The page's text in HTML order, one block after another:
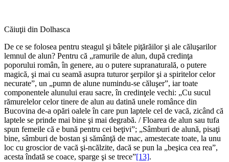
Căiuţii din Dolhasca
De ce se folosea pentru steagul şi bâtele piţărăilor şi ale căluşarilor
lemnul de alun? Pentru că „ramurile de alun, după credinţa
poporului român, în genere, au o putere supranaturală, o pu­tere
magică, şi mai cu seamă asupra tuturor şerpilor şi a spiritelor celor
necurate”, un „pumn de alune numindu-se căluşer”, iar toate
componentele alunului erau sacre, în credinţele vechi: „Cu sucul
rămurelelor celor tinere de alun au datină unele românce din
Bucovina de-a opări oalele în care pun laptele cel de vacă, zicând că
laptele se prinde mai bine şi mai degrabă. / Floarea de alun sau tufa
spun femeile că e bună pentru cei beţivi”; „Sâmburi de alună, pisaţi
bine, sâmburi de bostan şi sămânţă de mac, amestecate toate, la unu
loc cu groscior de vacă şi-ncălzite, dacă se pun la „beşica cea rea”,
acesta îndată se coace, sparge şi se trece”[13].